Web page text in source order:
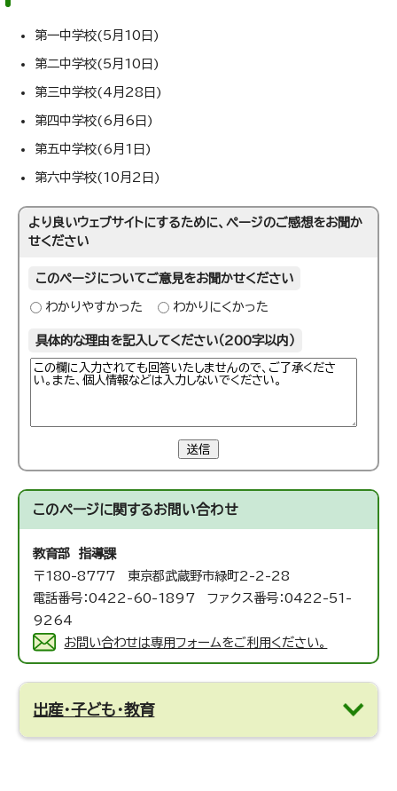
第一中学校(5月10日)
第二中学校(5月10日)
第三中学校(4月28日)
第四中学校(6月6日)
第五中学校(6月1日)
第六中学校(10月2日)
より良いウェブサイトにするために、ページのご感想をお聞か
せください
このページについてご意見をお聞かせください
わかりやすかった わかりにくかった
具体的な理由を記入してください（200字以内）
送信
このページに関するお問い合わせ
教育部 指導課
〒180-8777 東京都武蔵野市緑町2-2-28
電話番号：0422-60-1897 ファクス番号：0422-51-
9264
お問い合わせは専用フォームをご利用ください。
出産・子ども・教育